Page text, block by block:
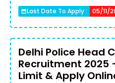
Last Date To Apply : 05/11/
Delhi Police Head
Recruitment 2025
Limit & Apply